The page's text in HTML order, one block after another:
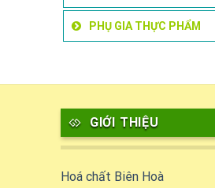
PHỤ GIA THỰC PHẨM
GIỚI THIỆU
Hoá chất Biên Hoà